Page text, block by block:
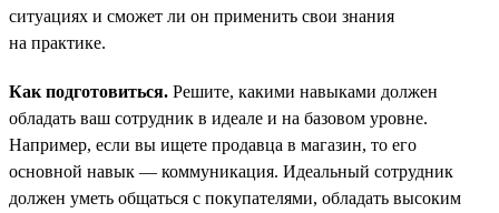
ситуациях и сможет ли он применить свои знания
на практике.
Как подготовиться. Решите, какими навыками должен
обладать ваш сотрудник в идеале и на базовом уровне.
Например, если вы ищете продавца в магазин, то его
основной навык — коммуникация. Идеальный сотрудник
должен уметь общаться с покупателями, обладать высоким